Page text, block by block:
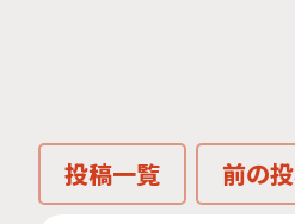
投稿一覧 前の